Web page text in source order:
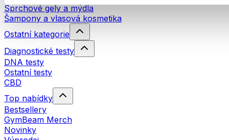
Sprchové gely a mýdla
Šampony a vlasová kosmetika
Ostatní kategorie
Diagnostické testy
DNA testy
Ostatní testy
CBD
Top nabídky
Bestsellery
GymBeam Merch
Novinky